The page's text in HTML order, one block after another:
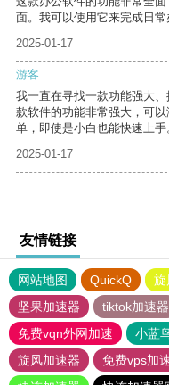
面。我可以使用它来完成日常
2025-01-17
游客
我一直在寻找一款功能强大
款软件的功能非常强大，可
单，即使是小白也能快速上手
2025-01-17
友情链接
网站地图 QuickQ 旋
坚果加速器
tiktok加速器
免费vqn外网加速
小蓝
旋风加速器
免费vps加